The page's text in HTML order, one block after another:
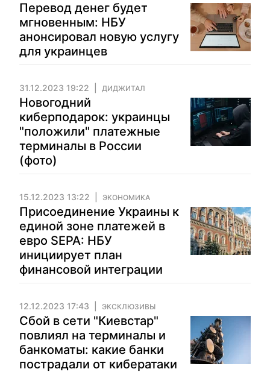
Перевод денег будет
мгновенным: НБУ
анонсировал новую услугу
для украинцев
31.12.2023 19:22 ДИДЖИТАЛ
Новогодний
киберподарок: украинцы
"положили" платежные
терминалы в России
(фото)
15.12.2023 13:22 ЭКОНОМИКА
Присоединение Украины к
единой зоне платежей в
евро SEPA: НБУ
инициирует план
финансовой интеграции
12.12.2023 17:43 ЭКСКЛЮЗИВЫ
Сбой в сети "Киевстар"
повлиял на терминалы и
банкоматы: какие банки
пострадали от кибератаки